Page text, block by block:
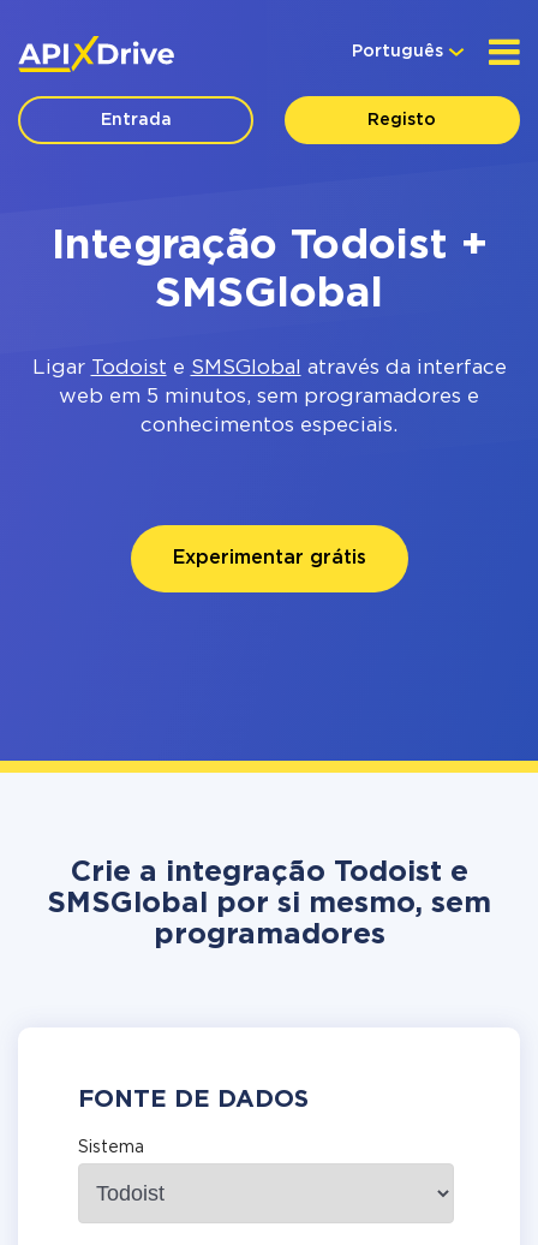
Português
Entrada Registo
Integração Todoist +
SMSGlobal
Ligar Todoist e SMSGlobal
através da interface
web em 5 minutos, sem programadores e
conhecimentos especiais.
Experimentar grátis
Crie a integração Todoist e
SMSGlobal por si mesmo, sem
programadores
FONTE DE DADOS
Sistema